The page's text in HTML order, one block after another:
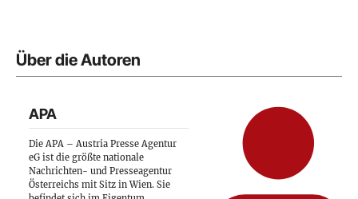
Über die Autoren
APA
Die APA – Austria Presse Agentur
eG ist die größte nationale
Nachrichten- und Presseagentur
Österreichs mit Sitz in Wien. Sie